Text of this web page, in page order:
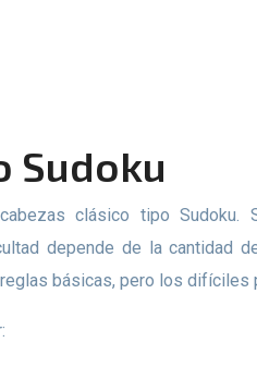
Sudoku
depende de la
básicas, pero los difíciles